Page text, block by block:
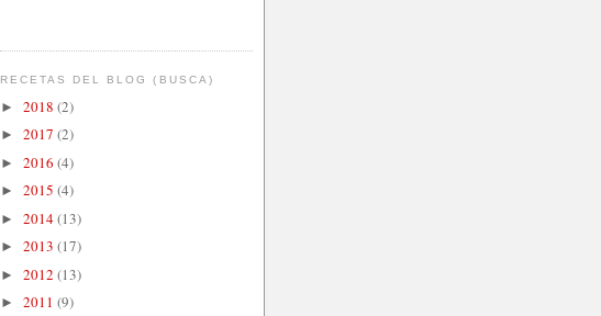
RECETAS DEL BLOG (BUSCA)
► 2018 (2)
► 2017 (2)
► 2016 (4)
► 2015 (4)
► 2014(13)
► 2013 (17)
► 2012 (13)
► 2011 (9)